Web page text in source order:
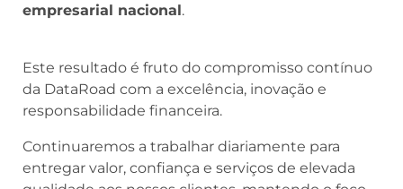
empresarial nacional.
Este resultado é fruto do compromisso contínuo
da DataRoad com a excelência, inovação e
responsabilidade financeira.
Continuaremos a trabalhar diariamente para
entregar valor, confiança e serviços de elevada